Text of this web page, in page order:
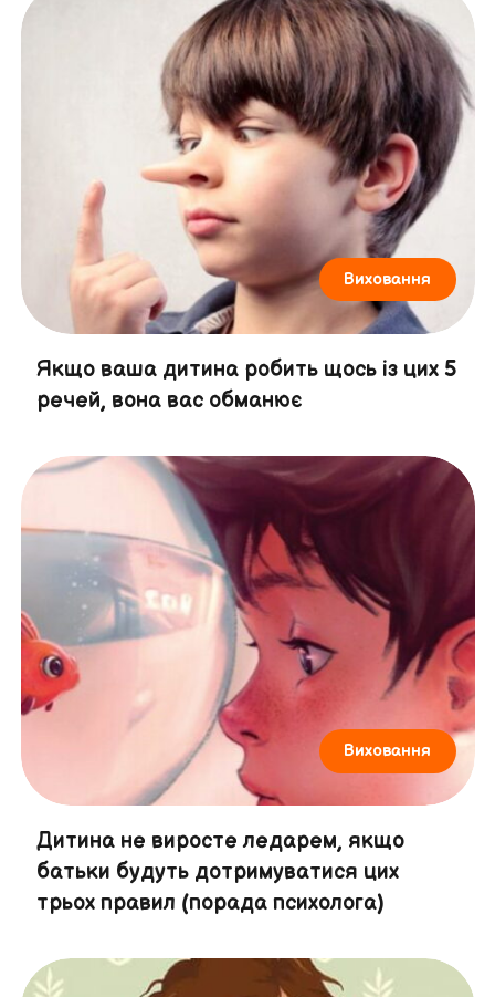
Виховання
Якщо ваша дитина робить щось із цих 5
речей, вона вас обманює
Виховання
Дитина не виросте ледарем, якщо
батьки будуть дотримуватися цих
трьох правил (порада психолога)